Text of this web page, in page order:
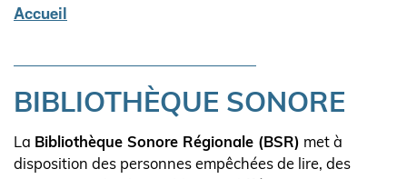
Accueil
BIBLIOTHÈQUE SONORE
La Bibliothèque Sonore Régionale (BSR) met à
disposition des personnes empêchées de lire, des